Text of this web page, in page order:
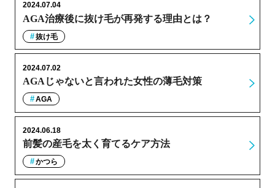
AGA治療後に抜け毛が再発する理由とは？
2024.07.04
抜け毛
AGAじゃないと言われた女性の薄毛対策
2024.07.02
AGA
前髪の産毛を太く育てるケア方法
2024.06.18
かつら